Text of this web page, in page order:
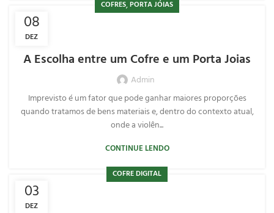
08
DEZ
COFRES,PORTA JÓIAS
A Escolha entre um Cofre e um Porta Joias
Admin
Imprevisto é um fator que pode ganhar maiores proporções
quando tratamos de bens materiais e, dentro do contexto atual,
onde a violên...
CONTINUE LENDO
03
DEZ
COFRE DIGITAL